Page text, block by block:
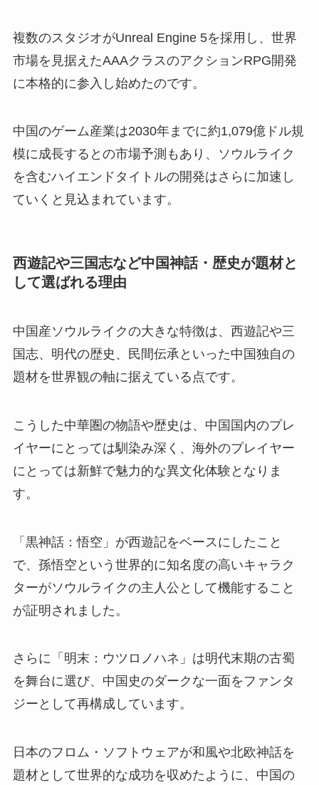
複数のスタジオがUnreal Engine 5を採用し、世界
市場を見据えたAAAクラスのアクションRPG開発
に本格的に参入し始めたのです。
中国のゲーム産業は2030年までに約1,079億ドル規
模に成長するとの市場予測もあり、ソウルライク
を含むハイエンドタイトルの開発はさらに加速し
ていくと見込まれています。
西遊記や三国志など中国神話・歴史が題材と
して選ばれる理由
中国産ソウルライクの大きな特徴は、西遊記や三
国志、明代の歴史、民間伝承といった中国独自の
題材を世界観の軸に据えている点です。
こうした中華圏の物語や歴史は、中国国内のプレ
イヤーにとっては馴染み深く、海外のプレイヤー
にとっては新鮮で魅力的な異文化体験となりま
す。
「黒神話：悟空」が西遊記をベースにしたこと
で、孫悟空という世界的に知名度の高いキャラク
ターがソウルライクの主人公として機能すること
が証明されました。
さらに「明末：ウツロノハネ」は明代末期の古蜀
を舞台に選び、中国史のダークな一面をファンタ
ジーとして再構成しています。
日本のフロム・ソフトウェアが和風や北欧神話を
題材として世界的な成功を収めたように、中国の